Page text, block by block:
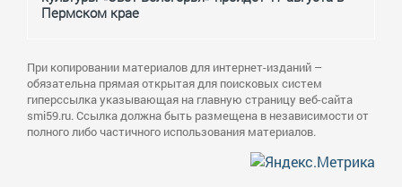
Пермском крае
При копировании материалов для интернет-изданий –
обязательна прямая открытая для поисковых систем
гиперссылка указывающая на главную страницу веб-сайта
smi59.ru. Ссылка должна быть размещена в независимости от
полного либо частичного использования материалов.